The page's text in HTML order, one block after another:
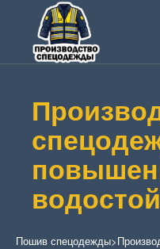
Пошив спецодежды>